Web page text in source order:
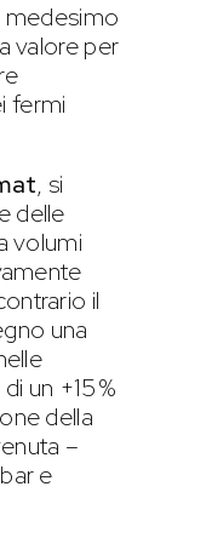
medesimo
valore per
fermi
, si
delle
volumi
il
una
un +15%
della
–
e